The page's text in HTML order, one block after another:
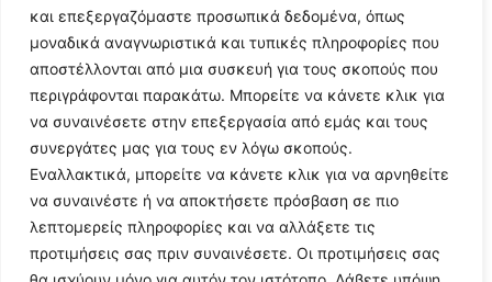
και επεξεργαζόμαστε προσωπικά δεδομένα, όπως
μοναδικά αναγνωριστικά και τυπικές πληροφορίες που
αποστέλλονται από μια συσκευή για τους σκοπούς που
περιγράφονται παρακάτω. Μπορείτε να κάνετε κλικ για
να συναινέσετε στην επεξεργασία από εμάς και τους
συνεργάτες μας για τους εν λόγω σκοπούς.
Εναλλακτικά, μπορείτε να κάνετε κλικ για να αρνηθείτε
να συναινέστε ή να αποκτήσετε πρόσβαση σε πιο
λεπτομερείς πληροφορίες και να αλλάξετε τις
προτιμήσεις σας πριν συναινέσετε. Οι προτιμήσεις σας
Follow Us
© 2024 All Rights Reserved